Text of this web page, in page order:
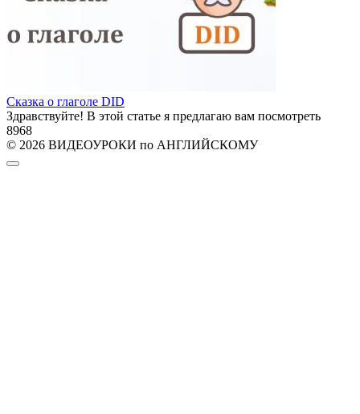
Сказка о глаголе DID
Здравствуйте! В этой статье я предлагаю вам посмотреть
8968
© 2026 ВИДЕОУРОКИ по АНГЛИЙСКОМУ